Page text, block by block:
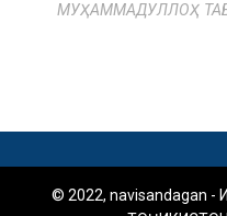
МУҲАММАДУЛЛОҲ
© 2022, navisandagan